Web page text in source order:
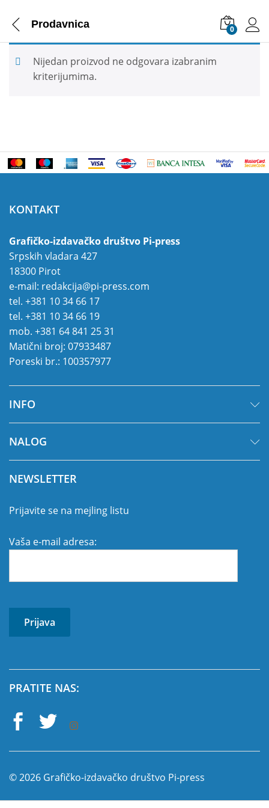
Prodavnica 0
Nijedan proizvod ne odgovara izabranim
kriterijumima.
KONTAKT
Grafičko-izdavačko društvo Pi-press
Srpskih vladara 427
18300 Pirot
e-mail: redakcija@pi-press.com
tel. +381 10 34 66 17
tel. +381 10 34 66 19
mob. +381 64 841 25 31
Matični broj: 07933487
Poreski br.: 100357977
INFO
NALOG
NEWSLETTER
Prijavite se na mejling listu
Vaša e-mail adresa:
PRATITE NAS:
© 2026 Grafičko-izdavačko društvo Pi-press